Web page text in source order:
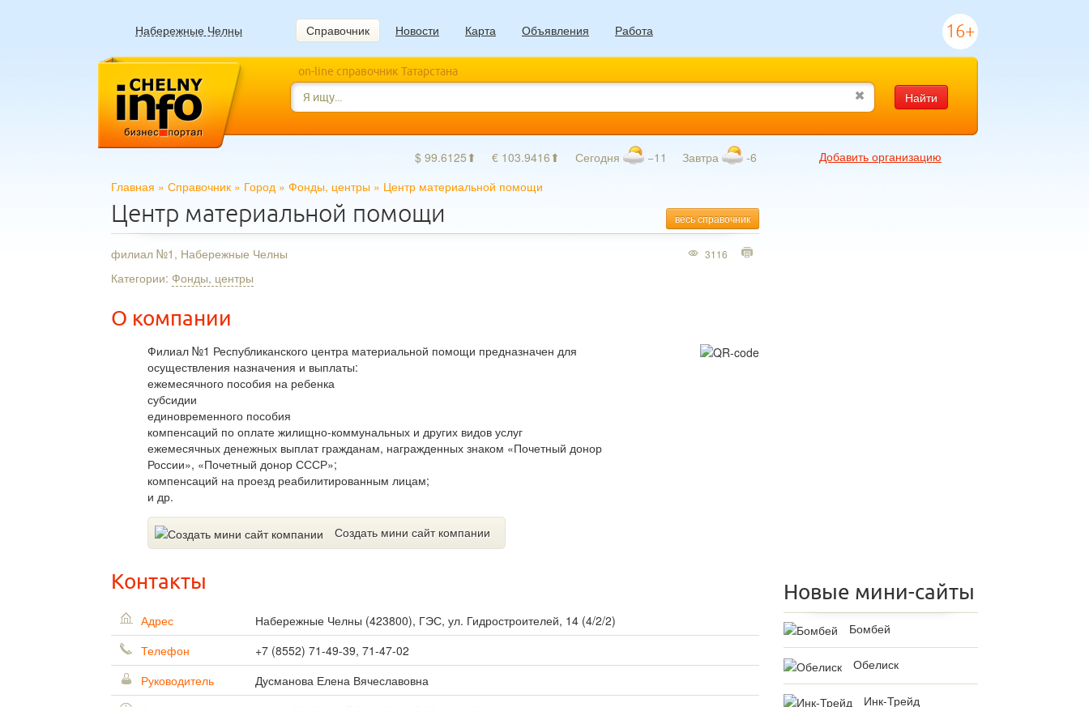
Набережные Челны Справочник Новости Карта Объявления Работа 16+
on-line справочник Татарстана
Найти
$ 99.6125⬆ € 103.9416⬆ Сегодня −11 Завтра -6
Добавить организацию
Главная » Справочник » Город » Фонды, центры » Центр материальной помощи
весь справочник
Центр материальной помощи
филиал №1, Набережные Челны
Категории: Фонды, центры
О компании
Филиал №1 Республиканского центра материальной помощи предназначен для
осуществления назначения и выплаты:
ежемесячного пособия на ребенка
субсидии
единовременного пособия
компенсаций по оплате жилищно-коммунальных и других видов услуг
ежемесячных денежных выплат гражданам, награжденных знаком «Почетный донор
России», «Почетный донор СССР»;
компенсаций на проезд реабилитированным лицам;
и др.
Создать мини сайт компании
3116
Контакты
Адрес Набережные Челны (423800), ГЭС, ул. Гидростроителей, 14 (4/2/2)
Телефон
+7 (8552) 71-49-39, 71-47-02
Руководитель
Дусманова Елена Вячеславовна
Новые мини-сайты
Бомбей
Обелиск
Инк-Трейд